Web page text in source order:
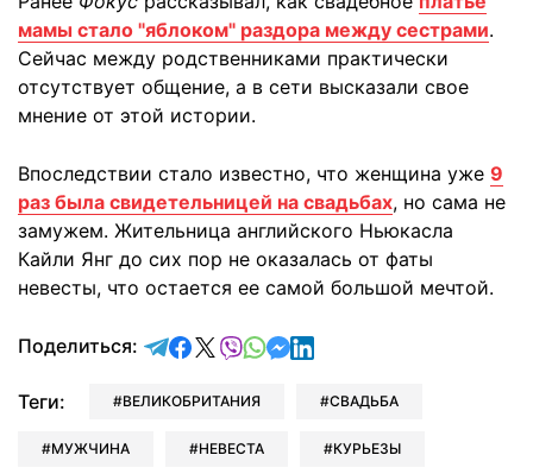
мамы стало "яблоком" раздора между сестрами.
Сейчас между родственниками практически
отсутствует общение, а в сети высказали свое
мнение от этой истории.
Впоследствии стало известно, что женщина уже 9
раз была свидетельницей на свадьбах, но сама не
замужем. Жительница английского Ньюкасла
Кайли Янг до сих пор не оказалась от фаты
невесты, что остается ее самой большой мечтой.
Поделиться: отправить в Telegram
поделиться в Facebook
поделиться в X
отправить в Viber
отправить в Whatsapp
отправить в Messenger
отправить в LinkedIn
Теги: ВЕЛИКОБРИТАНИЯ СВАДЬБА
МУЖЧИНА НЕВЕСТА КУРЬЕЗЫ